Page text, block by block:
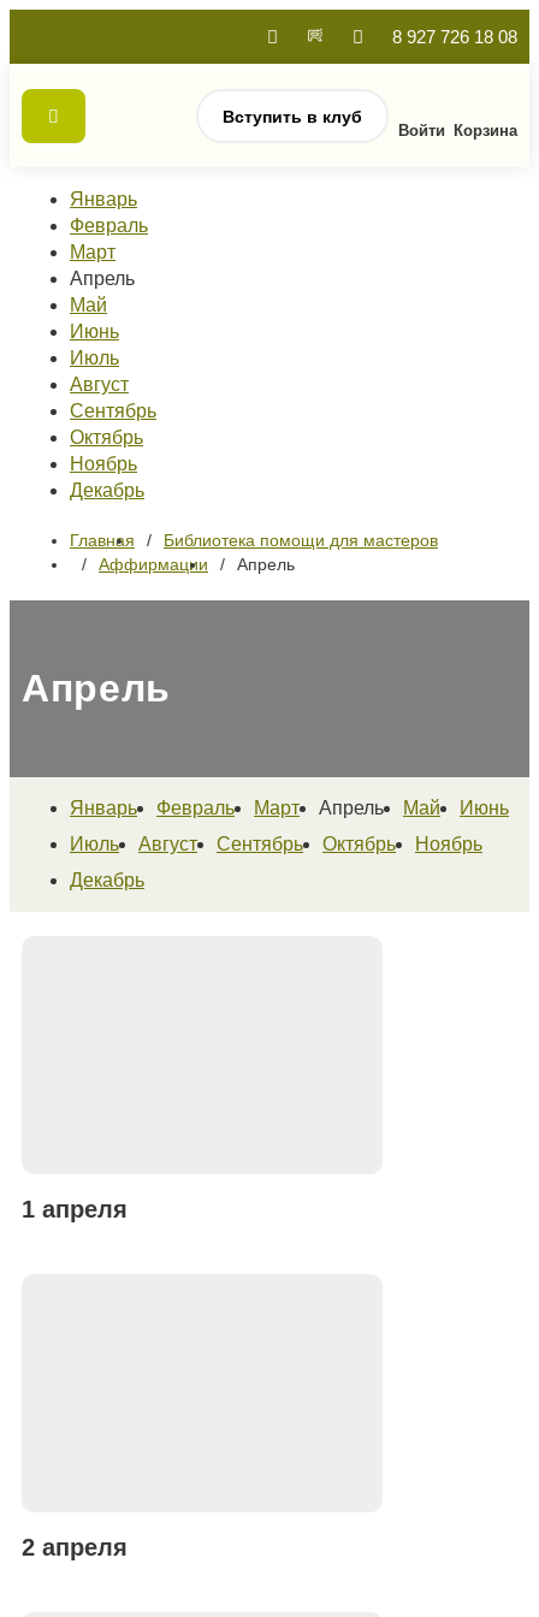
8 927 726 18 08
Вступить в клуб
Войти Корзина
Январь
Февраль
Март
Апрель
Май
Июнь
Июль
Август
Сентябрь
Октябрь
Ноябрь
Декабрь
Главная
Библиотека помощи для мастеров
Аффирмации
Апрель
Апрель
Январь Февраль Март Апрель Май
Июнь
Июль
Август Сентябрь Октябрь
Ноябрь
Декабрь
1 апреля
2 апреля